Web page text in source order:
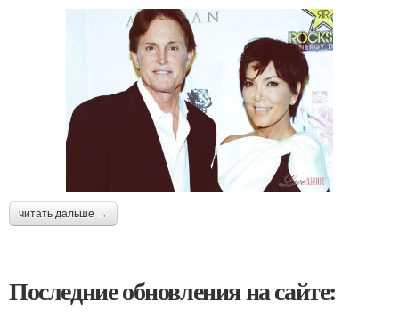
читать дальше →
Последние обновления на сайте: